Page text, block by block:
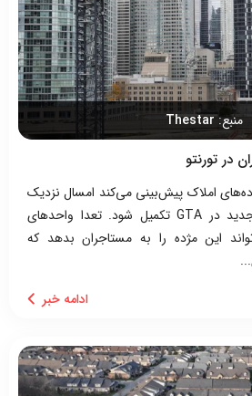
منبع:Thestar
در تورنتو
املاک پیش‌بینی می‌کند امسال نزدیک
به ۳۲۰۰۰ واحد کاندو جدید در GTA تکمیل شود. تعدا واحدهای
این مژده را به مستاجران بدهد که